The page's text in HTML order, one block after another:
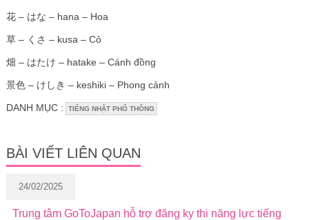
花 – はな – hana – Hoa
草 – くさ – kusa – Cỏ
畑 – はたけ – hatake – Cánh đồng
景色 – けしき – keshiki – Phong cảnh
DANH MỤC : TIẾNG NHẬT PHỔ THÔNG
BÀI VIẾT LIÊN QUAN
24/02/2025
Trung tâm GoToJapan hỗ trợ đăng ky thi năng lực tiếng